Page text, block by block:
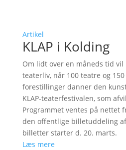
Artikel
KLAP i Kolding
Om lidt over en måneds tid
teaterliv, når 100 teatre og
forestillinger danner den
KLAP-teaterfestivalen, som
Programmet ventes på nettet
den offentlige billetuddeling
billetter starter d. 20. marts.
Læs mere